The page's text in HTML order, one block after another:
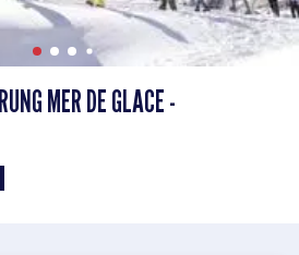
MER DE GLACE -